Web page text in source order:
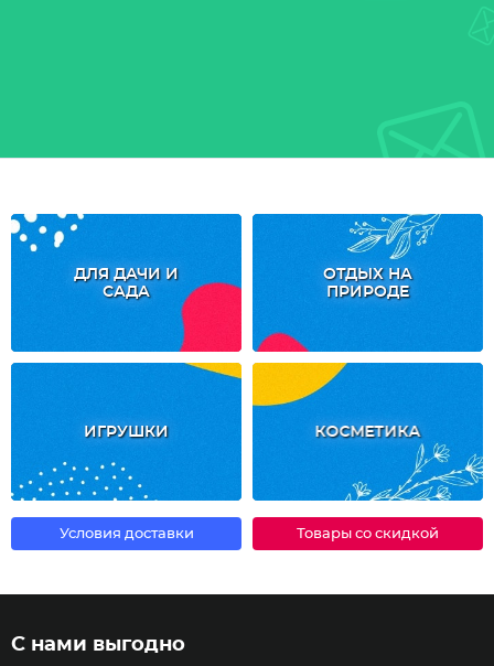
ДЛЯ ДАЧИ И
САДА
ОТДЫХ НА
ПРИРОДЕ
ИГРУШКИ КОСМЕТИКА
Условия доставки Товары со скидкой
С нами выгодно